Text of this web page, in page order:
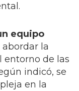
equipo
abordar la
entorno de las
indicó, se
en la